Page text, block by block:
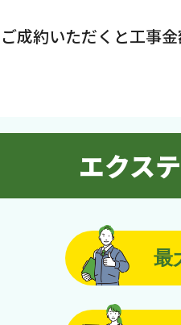
成約いただくと工事
エクス
最